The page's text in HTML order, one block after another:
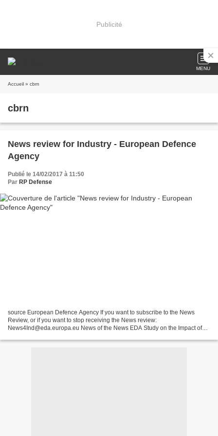
Publicité
MENU
Accueil » cbrn
cbrn
News review for Industry - European Defence
Agency
Publié le 14/02/2017 à 11:50
Par RP Defense
source European Defence Agency If you want to subscribe to the News
Review, or if you want to stop receiving the News review:
News4Ind@eda.europa.eu News of the News EDA Study on the Impact of